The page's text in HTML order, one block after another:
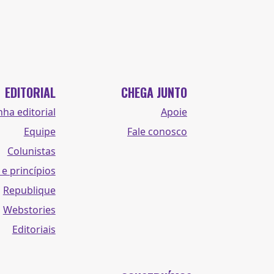
EDITORIAL
editorial
Equipe
Colunistas
princípios
Republique
Webstories
Editoriais
CHEGA JUNTO
Apoie
Fale conosco